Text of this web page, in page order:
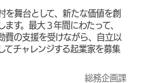
を舞台として、新たな価値を創
す。最大３年間にわたって、
費の支援を受けながら、自立以
てチャレンジする起業家を募集
総務企画課